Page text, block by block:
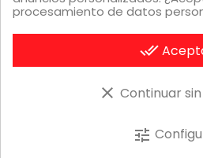
Astillas de Madera - Hickory -
Productos
procesamiento de datos
done_all
clear Continuar
tune